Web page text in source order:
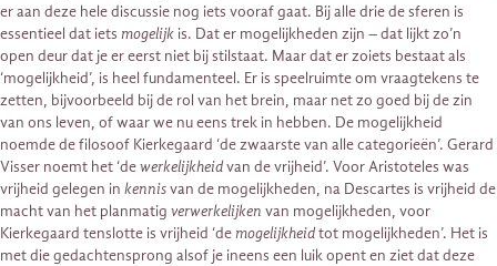
er aan deze hele discussie nog iets vooraf gaat. Bij alle drie de sferen is
essentieel dat iets mogelijk is. Dat er mogelijkheden zijn – dat lijkt zo’n
open deur dat je er eerst niet bij stilstaat. Maar dat er zoiets bestaat als
‘mogelijkheid’, is heel fundamenteel. Er is speelruimte om vraagtekens te
zetten, bijvoorbeeld bij de rol van het brein, maar net zo goed bij de zin
van ons leven, of waar we nu eens trek in hebben. De mogelijkheid
noemde de filosoof Kierkegaard ‘de zwaarste van alle categorieën’. Gerard
Visser noemt het ‘dewerkelijkheidvan de vrijheid’. Voor Aristoteles was
vrijheid gelegen in kennisvan de mogelijkheden, na Descartes is vrijheid de
macht van het planmatig verwerkelijken van mogelijkheden, voor
Kierkegaard tenslotte is vrijheid ‘demogelijkheidtot mogelijkheden’. Het is
met die gedachtensprong alsof je ineens een luik opent en ziet dat deze